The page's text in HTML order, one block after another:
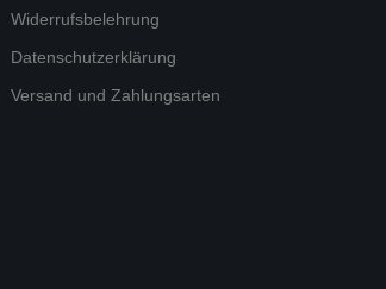
Widerrufsbelehrung
Datenschutzerklärung
Versand und Zahlungsarten